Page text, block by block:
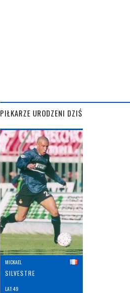
PIŁKARZE URODZENI DZIŚ
MICKAEL
SILVESTRE
LAT: 49